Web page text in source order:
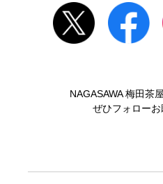
NAGASAWA 梅田茶
ぜひフォローお